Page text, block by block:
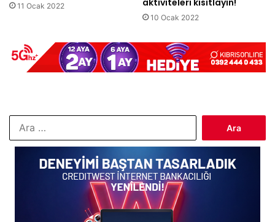
11 Ocak 2022
aktiviteleri kısıtlayın!
10 Ocak 2022